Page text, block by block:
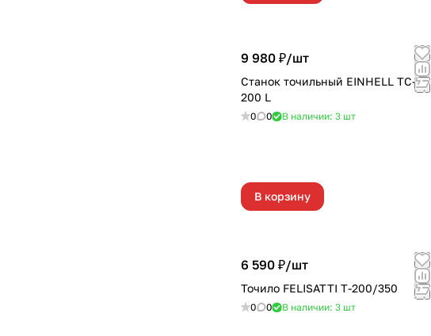
9 980 ₽/шт
Станок точильный EINHELL TC-BG
200 L
0 0 В наличии: 3 шт
В корзину
6 590 ₽/шт
Точило FELISATTI Т-200/350
0 0 В наличии: 3 шт